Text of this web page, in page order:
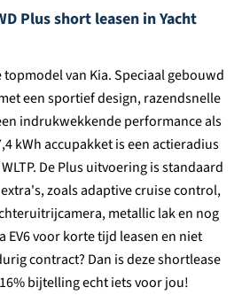
Plus short leasen in Yacht
topmodel van Kia. Speciaal gebouwd
een sportief design, razendsnelle
indrukwekkende performance als
kWh accupakket is een actieradius
De Plus uitvoering is standaard
zoals adaptive cruise control,
metallic lak en nog
EV6 voor korte tijd leasen en niet
contract? Dan is deze shortlease
bijtelling echt iets voor jou!